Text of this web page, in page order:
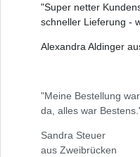
"Super netter
schneller Lieferung -
Alexandra Aldinger
"Meine Bestellung
da, alles war
Sandra Steuer
aus Zweibrücken